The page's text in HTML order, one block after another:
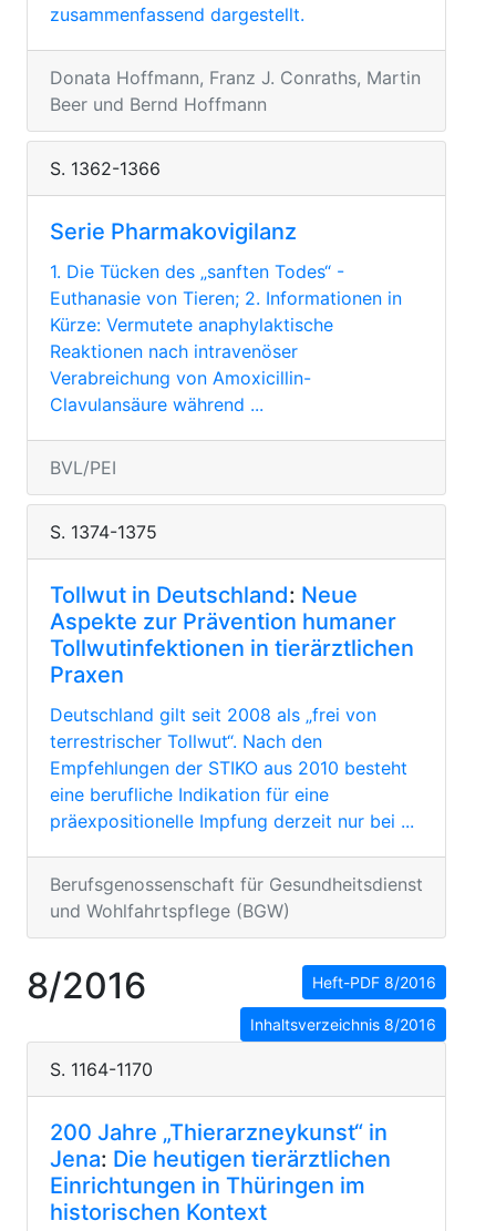
zusammenfassend dargestellt.
Donata Hoffmann, Franz J. Conraths, Martin
Beer und Bernd Hoffmann
S. 1362-1366
Serie Pharmakovigilanz
1. Die Tücken des „sanften Todes“ -
Euthanasie von Tieren; 2. Informationen in
Kürze: Vermutete anaphylaktische
Reaktionen nach intravenöser
Verabreichung von Amoxicillin-
Clavulansäure während ...
BVL/PEI
S. 1374-1375
Tollwut in Deutschland: Neue
Aspekte zur Prävention humaner
Tollwutinfektionen in tierärztlichen
Praxen
Deutschland gilt seit 2008 als „frei von
terrestrischer Tollwut“. Nach den
Empfehlungen der STIKO aus 2010 besteht
eine berufliche Indikation für eine
präexpositionelle Impfung derzeit nur bei ...
Berufsgenossenschaft für Gesundheitsdienst
und Wohlfahrtspflege (BGW)
8/2016 Heft-PDF 8/2016
Inhaltsverzeichnis 8/2016
S. 1164-1170
200 Jahre „Thierarzneykunst“ in
Jena: Die heutigen tierärztlichen
Einrichtungen in Thüringen im
historischen Kontext